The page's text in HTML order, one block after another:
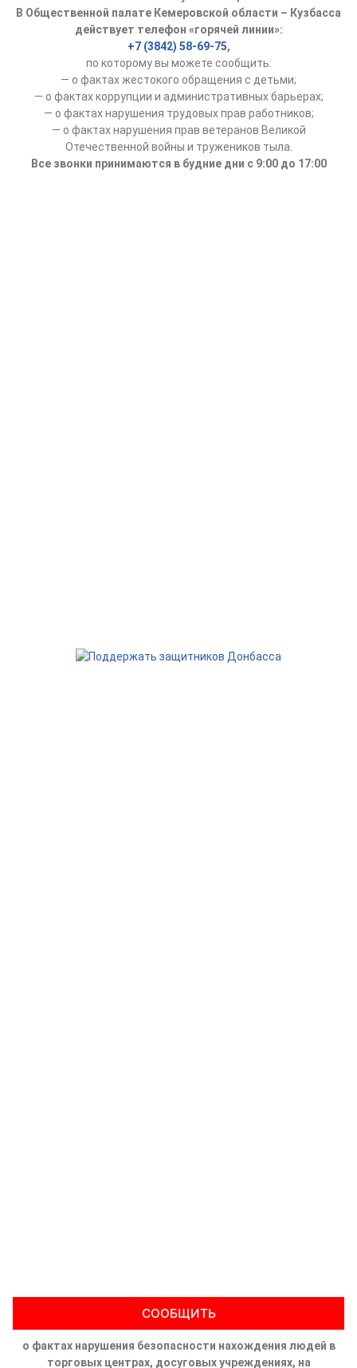
В Общественной палате Кемеровской области – Кузбасса
действует телефон «горячей линии»:
+7 (3842) 58-69-75,
по которому вы можете сообщить:
— о фактах жестокого обращения с детьми;
— о фактах коррупции и административных барьерах;
— о фактах нарушения трудовых прав работников;
— о фактах нарушения прав ветеранов Великой
Отечественной войны и тружеников тыла.
Все звонки принимаются в будние дни с 9:00 до 17:00
СООБЩИТЬ
о фактах нарушения безопасности нахождения людей в
торговых центрах, досуговых учреждениях, на